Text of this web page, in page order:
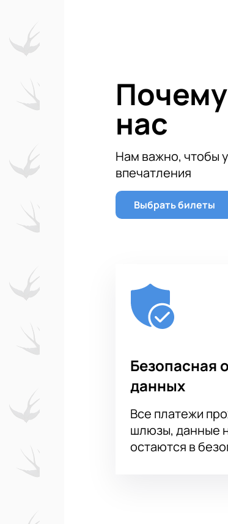
удобным способом и
нас
Нам важно, чтобы
впечатления
Выбрать билеты
Безопасная
данных
Все платежи
шлюзы, данные
остаются в